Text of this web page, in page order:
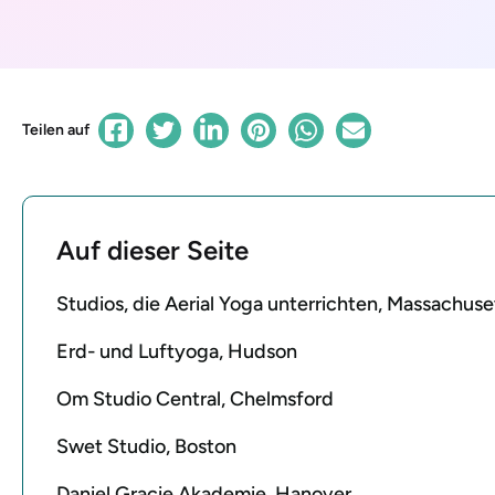
Teilen auf
Auf dieser Seite
Studios, die Aerial Yoga unterrichten,
Erd- und Luftyoga, Hudson
Om Studio Central, Chelmsford
Swet Studio, Boston